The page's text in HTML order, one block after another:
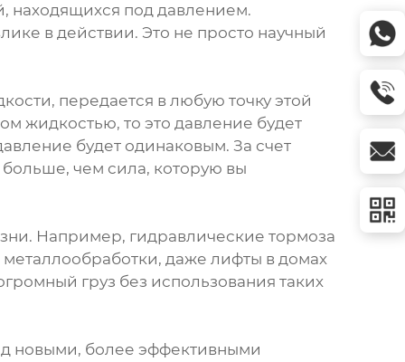
находящихся под давлением.
в действии. Это не просто научный
передается в любую точку этой
жидкостью, то это давление будет
будет одинаковым. За счет
чем сила, которую вы
Например, гидравлические тормоза
даже лифты в домах
груз без использования таких
новыми, более эффективными